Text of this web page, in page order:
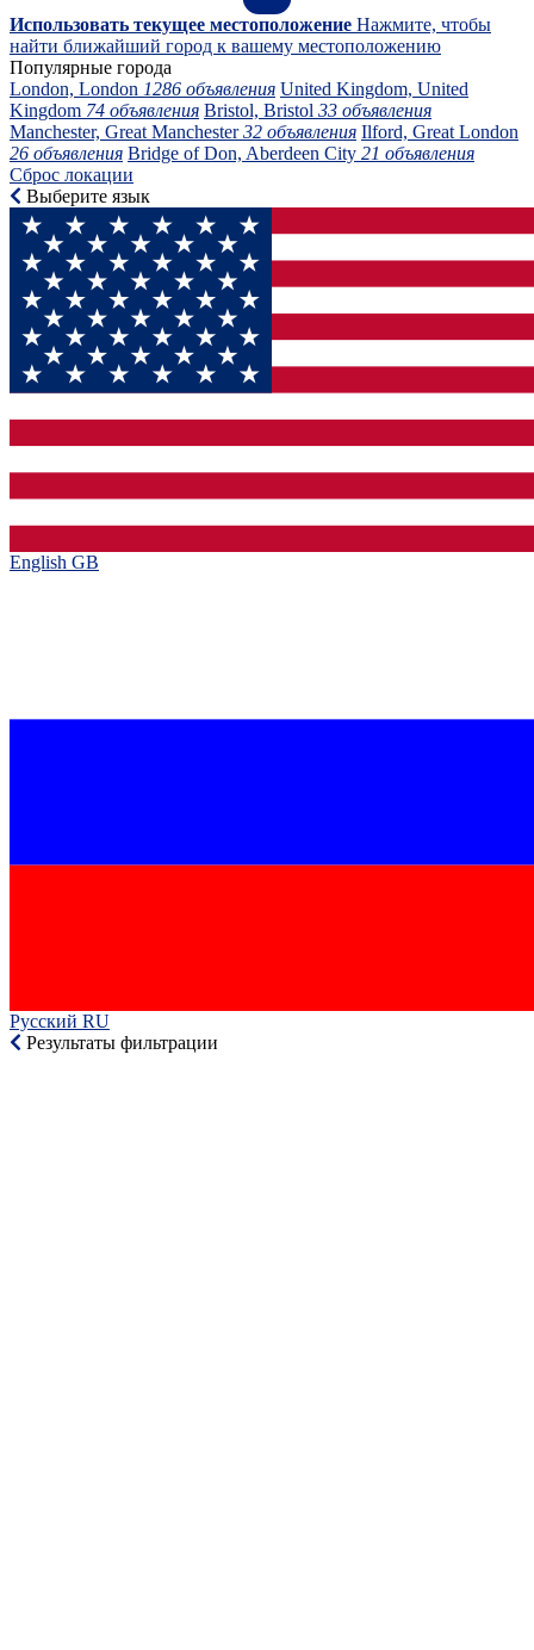
Использовать текущее местоположение Нажмите, чтобы
найти ближайший город к вашему местоположению
Популярные города
London, London 1286 объявления United Kingdom, United
Kingdom 74 объявления Bristol, Bristol 33 объявления
Manchester, Great Manchester32 объявления Ilford, Great London
26 объявления Bridge of Don, Aberdeen City 21 объявления
Сброс локации
Выберите язык
English GB‎
Русский RU‎
Результаты фильтрации